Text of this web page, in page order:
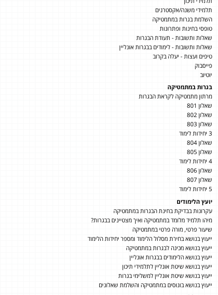
תלמידי משנה/אקסטרנים
השלמת בגרות במתמטיקה
טופסי בחינות ופתרונות
שאלות ותשובות - תעודת הבגרות
שאלות ותשובות - לימודים בבגרות אונליין
טיפים ועצות - יעלה בקרוב
פייסבוק
יוטיוב
בגרות במתמטיקה
מרתון מתמטיקה לקראת הבגרות
שאלון 801
שאלון 802
שאלון 803
3 יחידות לימוד
שאלון 804
שאלון 805
4 יחידות לימוד
שאלון 806
שאלון 807
5 יחידות לימוד
יועץ הלימודים
עקרונות בבדיקת בחינת הבגרות במתמטיקה
מיהו תלמיד מלומד במתמטיקה ואיך מצטיינים בבגרות?
שיעור פרטי, מורה פרטי במתמטיקה
ייעוץ בנושא בחירת מסלול הלימוד ומספר יחידות הלימוד
ייעוץ בנושא מכינה לבגרות במתמטיקה
ייעוץ בנושא הלימודים בבגרות אונליין
ייעוץ בנושא שיטת אונליין לתלמידי תיכון
ייעוץ בנושא שיטת אונליין למשלימי בגרות
ייעוץ בנושא בונוסים במתמטיקה והשלמת שאלונים